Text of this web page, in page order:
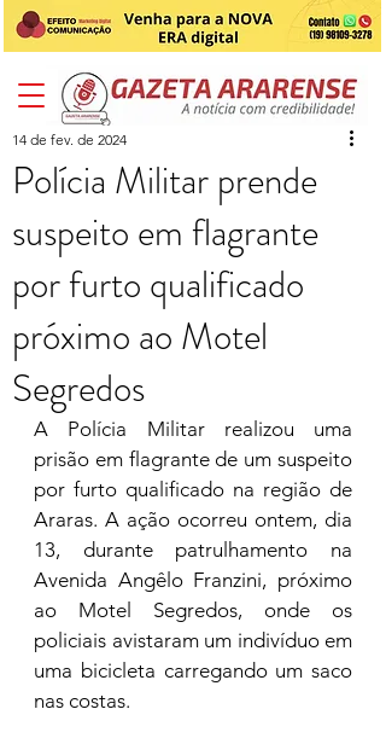
Polícia Militar prende
suspeito em flagrante
por furto qualificado
próximo ao Motel
Segredos
14 de fev. de 2024
A Polícia Militar realizou uma
prisão em flagrante de um suspeito
por furto qualificado na região de
Araras. A ação ocorreu ontem, dia
13, durante patrulhamento na
Avenida Angêlo Franzini, próximo
ao Motel Segredos, onde os
policiais avistaram um indivíduo em
uma bicicleta carregando um saco
nas costas.